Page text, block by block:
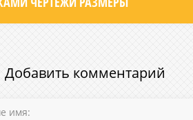
Добавить комментарий